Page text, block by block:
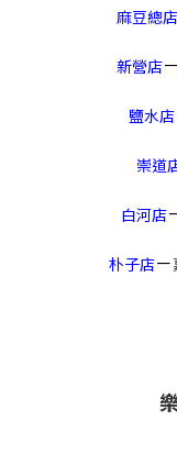
麻豆總店
新營店－
鹽水店
崇道
白河店
朴子店－